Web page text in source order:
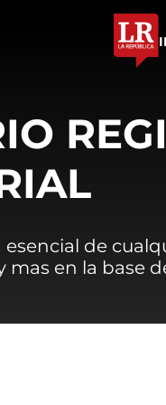
esencial de
mas en la base